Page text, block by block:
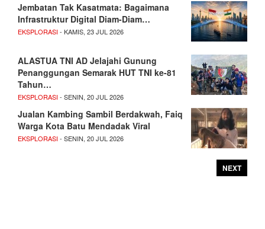
Jembatan Tak Kasatmata: Bagaimana
Infrastruktur Digital Diam-Diam…
EKSPLORASI- KAMIS, 23 JUL 2026
ALASTUA TNI AD Jelajahi Gunung
Penanggungan Semarak HUT TNI ke-81
Tahun…
EKSPLORASI- SENIN, 20 JUL 2026
Jualan Kambing Sambil Berdakwah, Faiq
Warga Kota Batu Mendadak Viral
EKSPLORASI- SENIN, 20 JUL 2026
NEXT